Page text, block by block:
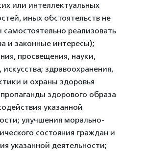
или интеллектуальных
иных обстоятельств не
самостоятельно реализовать
и законные интересы);
просвещения, науки,
искусства; здравоохранения,
и охраны здоровья
здорового образа
указанной
улучшения морально-
состояния граждан и
указанной деятельности;